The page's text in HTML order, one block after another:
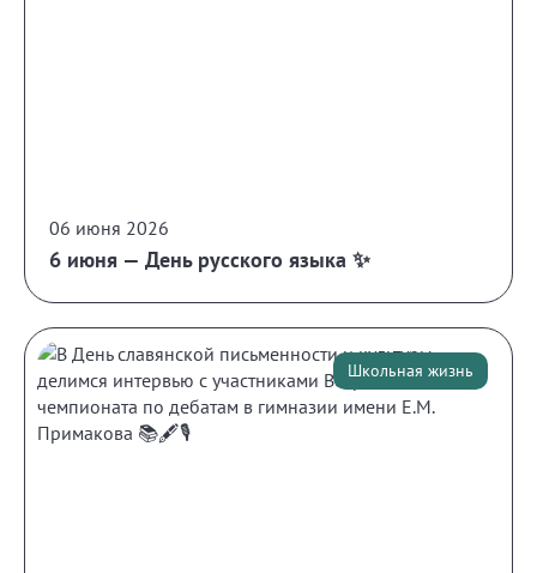
06 июня 2026
6 июня — День русского языка ✨
Школьная жизнь